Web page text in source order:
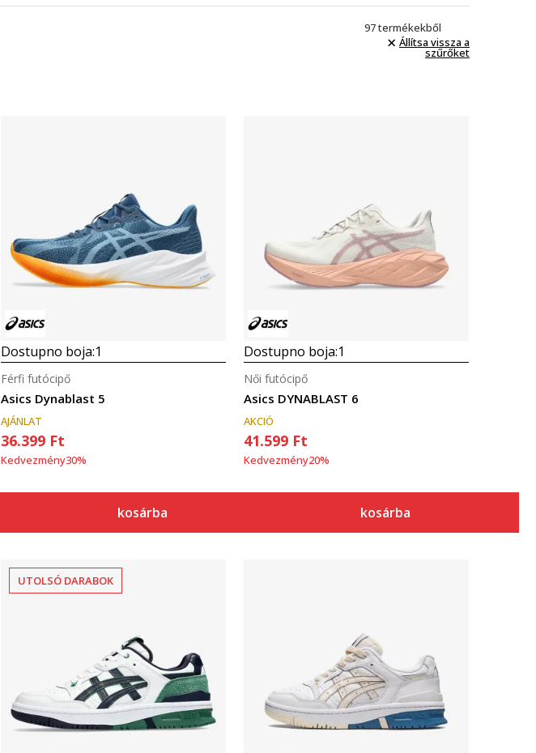
97termékekből
Állítsa vissza a
szűrőket
Összehasonlítás
Dostupno boja:1
Asics Dynablast 5
Férfi futócipő
AJÁNLAT
36.399 Ft
Kedvezmény30%
kosárba
Összehasonlítás
Dostupno boja:1
Asics DYNABLAST 6
Női futócipő
AKCIÓ
41.599 Ft
Kedvezmény20%
kosárba
Összehasonlítás
UTOLSÓ DARABOK
Összehasonlítás